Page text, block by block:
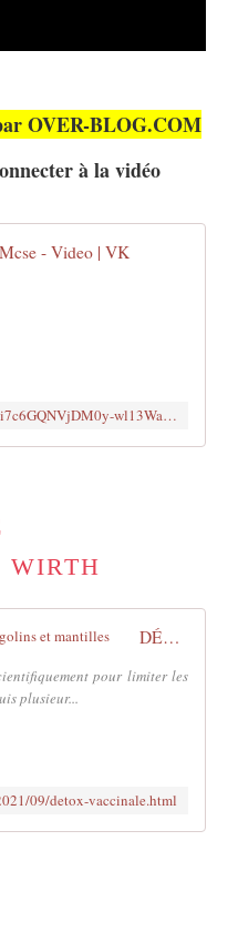
OVER-BLOG.COM
à la vidéo
- Video | VK
https://m.vk.com/video623312115_456240305?fbclid=IwAR3L_Kuk5i7c6GQNVjDM0y-wl13WalCFlnCOzDdkyefZ3NLv6GPVc7PXEmQ
WIRTH
DÉTOX VACCINALE avec avec Amin GASMI et Nicolas WIRTH - Pangolins et mantilles
pour limiter les
plusieur...
09/detox-vaccinale.html